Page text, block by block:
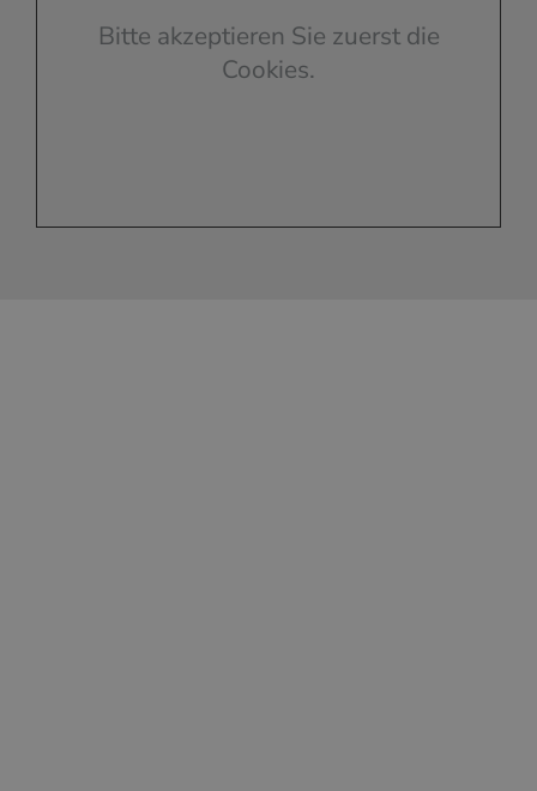
Bitte akzeptieren Sie zuerst die
Cookies.